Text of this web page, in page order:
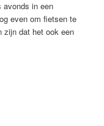
avonds in een
even om fietsen te
zijn dat het ook een